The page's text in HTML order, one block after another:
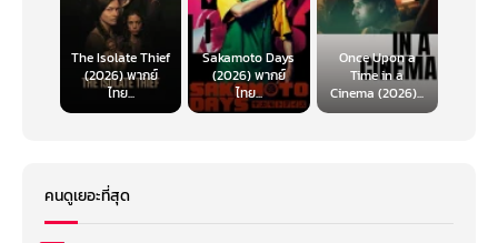
The Isolate Thief
(2026) พากย์
ไทย...
Sakamoto Days
(2026) พากย์
ไทย...
Once Upon a
Time in a
Cinema (2026)...
คนดูเยอะที่สุด